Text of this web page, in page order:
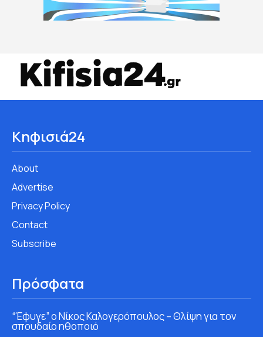
Κηφισιά24
About
Advertise
Privacy Policy
Contact
Subscribe
Πρόσφατα
“Έφυγε” ο Νίκος Καλογερόπουλος – Θλίψη για τον
σπουδαίο ηθοποιό